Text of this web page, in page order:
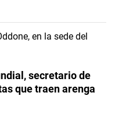
secretario de
que traen arenga